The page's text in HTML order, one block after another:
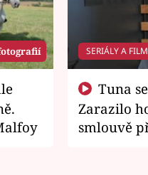
SERIÁLY A
Zarazilo
smlouvě